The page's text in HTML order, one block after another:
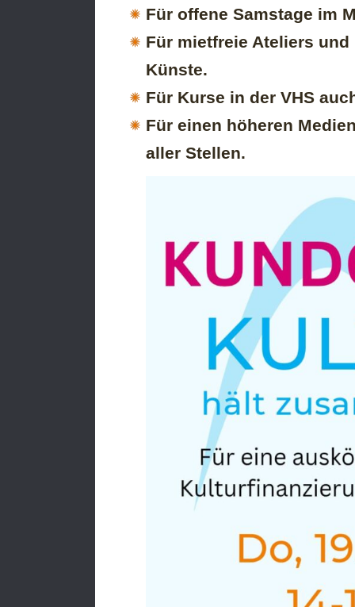
Für offene Samstage im
Für mietfreie Ateliers
Künste.
Für Kurse in der VHS
Für einen höheren
aller Stellen.